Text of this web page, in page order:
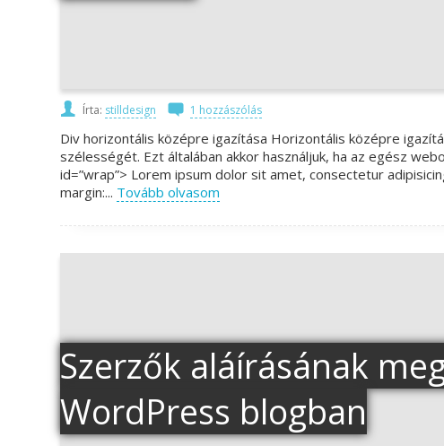
Írta: stilldesign 1 hozzászólás
Div horizontális középre igazítása Horizontális középre
szélességét. Ezt általában akkor használjuk, ha az egész
id=”wrap”> Lorem ipsum dolor sit amet, consectetur
margin:... Tovább olvasom
Szerzők aláírásának
WordPress blogban